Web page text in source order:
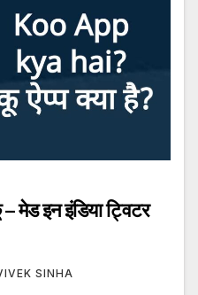
मेड इन इंडिया ट्विटर
SINHA